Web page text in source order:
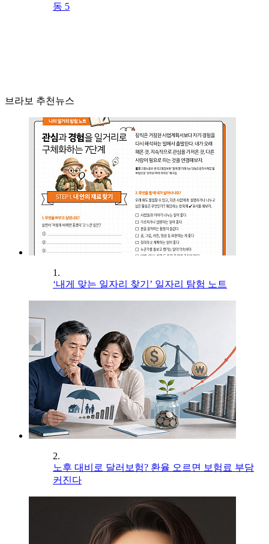
동 5
브라보 추천뉴스
1.
‘내게 맞는 일자리 찾기’ 일자리 탐험 노트
2.
노후 대비로 달러보험? 환율 오르면 보험료 부담
커진다